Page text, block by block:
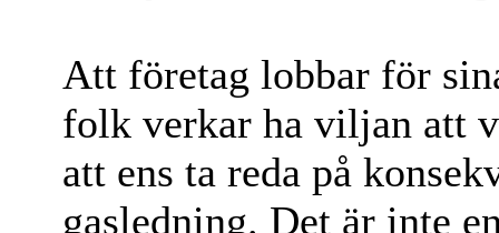
Att företag lobbar för
folk verkar ha viljan att
att ens ta reda på
gasledning. Det är inte